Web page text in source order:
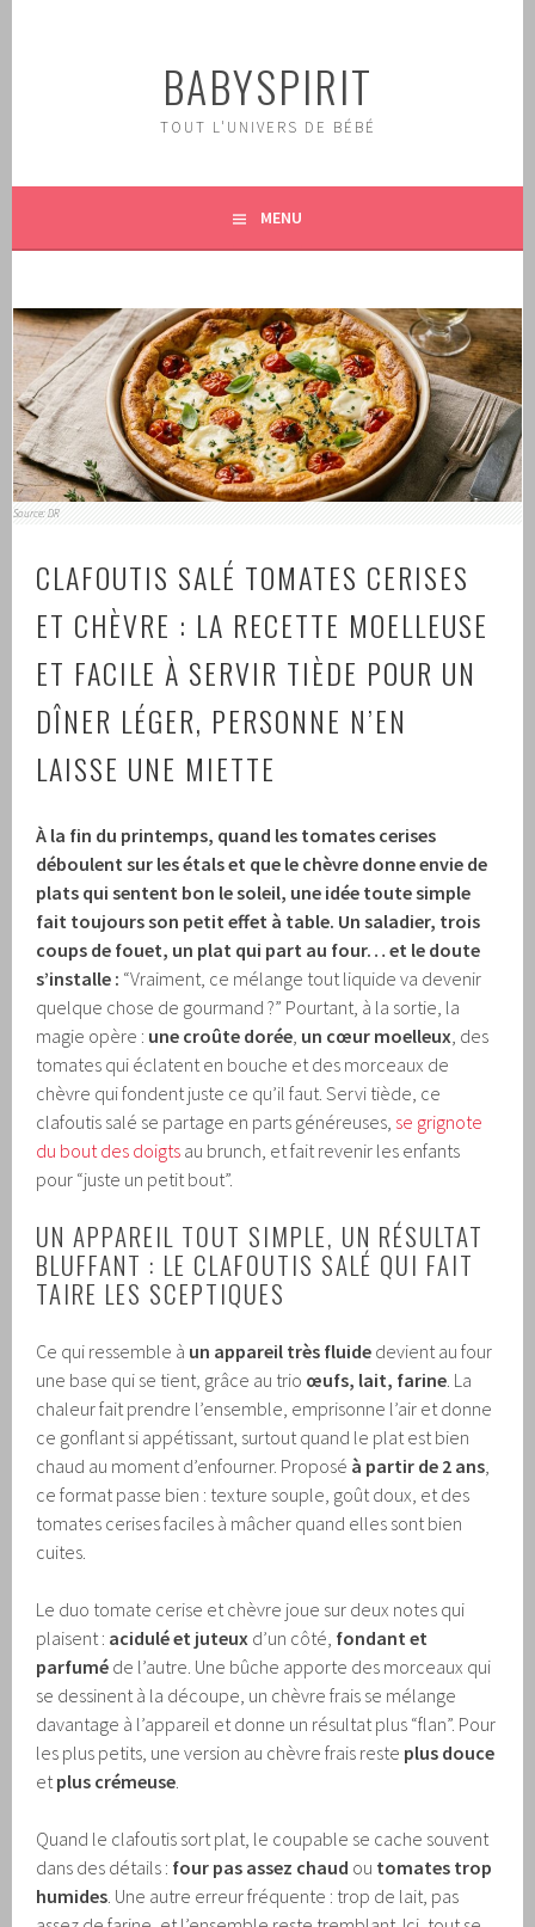
BABYSPIRIT
TOUT L'UNIVERS DE BÉBÉ
MENU
Source: DR
CLAFOUTIS SALÉ TOMATES CERISES
ET CHÈVRE : LA RECETTE MOELLEUSE
ET FACILE À SERVIR TIÈDE POUR UN
DÎNER LÉGER, PERSONNE N’EN
LAISSE UNE MIETTE
À la fin du printemps, quand les tomates cerises
déboulent sur les étals et que le chèvre donne envie de
plats qui sentent bon le soleil, une idée toute simple
fait toujours son petit effet à table. Un saladier, trois
coups de fouet, un plat qui part au four… et le doute
s’installe : “Vraiment, ce mélange tout liquide va devenir
quelque chose de gourmand ?” Pourtant, à la sortie, la
magie opère : une croûte dorée un cœur moelleux , des
tomates qui éclatent en bouche et des morceaux de
chèvre qui fondent juste ce qu’il faut. Servi tiède, ce
clafoutis salé se partage en parts généreuses, se grignote
du bout des doigts au brunch, et fait revenir les enfants
pour “juste un petit bout”.
UN APPAREIL TOUT SIMPLE, UN RÉSULTAT
BLUFFANT : LE CLAFOUTIS SALÉ QUI FAIT
TAIRE LES SCEPTIQUES
Ce qui ressemble à un appareil très fluide devient au four
une base qui se tient, grâce au trio œufs, lait, farine . La
chaleur fait prendre l’ensemble, emprisonne l’air et donne
ce gonflant si appétissant, surtout quand le plat est bien
chaud au moment d’enfourner. Proposé à partir de 2 ans
ce format passe bien : texture souple, goût doux, et des
tomates cerises faciles à mâcher quand elles sont bien
cuites.
Le duo tomate cerise et chèvre joue sur deux notes qui
plaisent : acidulé et juteux d’un côté, fondant et
parfumé de l’autre. Une bûche apporte des morceaux qui
se dessinent à la découpe, un chèvre frais se mélange
davantage à l’appareil et donne un résultat plus “flan”. Pour
les plus petits, une version au chèvre frais reste plus douce
et plus crémeuse
Quand le clafoutis sort plat, le coupable se cache souvent
dans des détails : four pas assez chaud ou tomates trop
humides . Une autre erreur fréquente : trop de lait, pas